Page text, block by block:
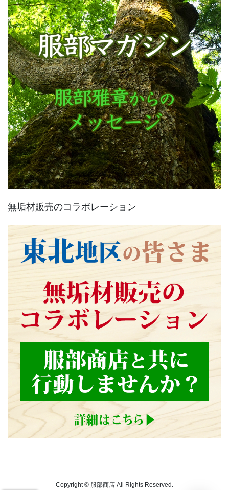
無垢材販売のコラボレーション
Copyright © 服部商店 All Rights Reserved.